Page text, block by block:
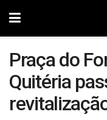
Praça do
Quitéria